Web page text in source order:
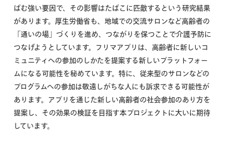
ばむ強い要因で、その影響はたばこに匹敵するという研究結果
があります。厚生労働省も、地域での交流サロンなど高齢者の
「通いの場」づくりを進め、つながりを保つことで介護予防に
つなげようとしています。フリマアプリは、高齢者に新しいコ
ミュニティへの参加のしかたを提案する新しいプラットフォー
ムになる可能性を秘めています。特に、従来型のサロンなどの
プログラムへの参加は敬遠しがちな人にも訴求できる可能性が
あります。アプリを通じた新しい高齢者の社会参加のあり方を
提案し、その効果の検証を目指す本プロジェクトに大いに期待
しています。